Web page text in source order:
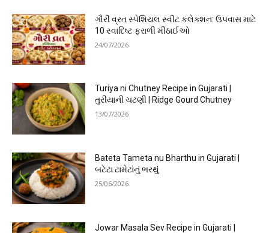
ગૌરી વ્રત સ્પેશિયલ સ્વીટ કલેક્શન: ઉપવાસ માટે
10 સ્વાદિષ્ટ ફરાળી મીઠાઈઓ
24/07/2026
Turiya ni Chutney Recipe in Gujarati |
તુરીયાની ચટણી | Ridge Gourd Chutney
13/07/2026
Bateta Tameta nu Bharthu in Gujarati |
બટેટા ટામેટાંનું ભરથું
25/06/2026
Jowar Masala Sev Recipe in Gujarati |